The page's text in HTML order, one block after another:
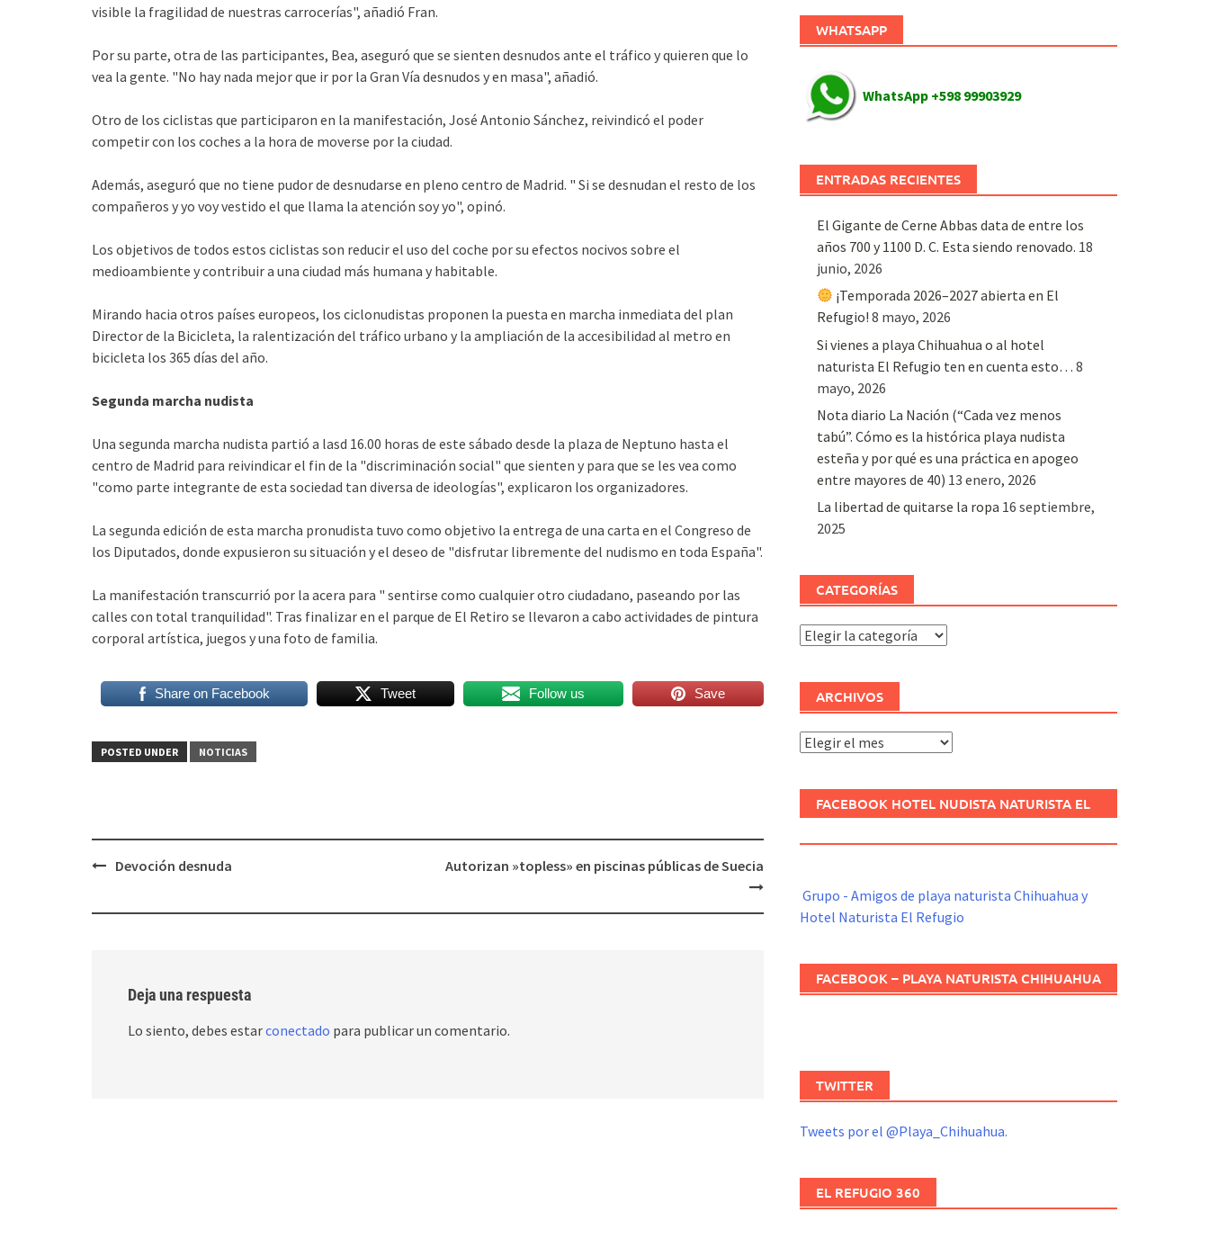
visible la fragilidad de nuestras carrocerías", añadió Fran.
Por su parte, otra de las participantes, Bea, aseguró que se sienten desnudos ante el tráfico y quieren que lo
vea la gente. "No hay nada mejor que ir por la Gran Vía desnudos y en masa", añadió.
Otro de los ciclistas que participaron en la manifestación, José Antonio Sánchez, reivindicó el poder
competir con los coches a la hora de moverse por la ciudad.
Además, aseguró que no tiene pudor de desnudarse en pleno centro de Madrid. " Si se desnudan el resto de los
compañeros y yo voy vestido el que llama la atención soy yo", opinó.
Los objetivos de todos estos ciclistas son reducir el uso del coche por su efectos nocivos sobre el
medioambiente y contribuir a una ciudad más humana y habitable.
Mirando hacia otros países europeos, los ciclonudistas proponen la puesta en marcha inmediata del plan
Director de la Bicicleta, la ralentización del tráfico urbano y la ampliación de la accesibilidad al metro en
bicicleta los 365 días del año.
Segunda marcha nudista
Una segunda marcha nudista partió a lasd 16.00 horas de este sábado desde la plaza de Neptuno hasta el
centro de Madrid para reivindicar el fin de la "discriminación social" que sienten y para que se les vea como
"como parte integrante de esta sociedad tan diversa de ideologías", explicaron los organizadores.
La segunda edición de esta marcha pronudista tuvo como objetivo la entrega de una carta en el Congreso de
los Diputados, donde expusieron su situación y el deseo de "disfrutar libremente del nudismo en toda España".
La manifestación transcurrió por la acera para " sentirse como cualquier otro ciudadano, paseando por las
calles con total tranquilidad". Tras finalizar en el parque de El Retiro se llevaron a cabo actividades de pintura
corporal artística, juegos y una foto de familia.
Share on Facebook Tweet Follow us Save
POSTED UNDER NOTICIAS
PostDevoción desnuda Autorizan »topless» en piscinas públicas de Suecia
Deja una respuesta
Lo siento, debes estarconectado para publicar un comentario.
WHATSAPP
WhatsApp +598 99903929
ENTRADAS RECIENTES
El Gigante de Cerne Abbas data de entre los
años 700 y 1100 D. C. Esta siendo renovado. 18
junio, 2026
¡Temporada 2026–2027 abierta en El
Refugio! 8 mayo, 2026
Si vienes a playa Chihuahua o al hotel
naturista El Refugio ten en cuenta esto… 8
mayo, 2026
Nota diario La Nación (“Cada vez menos
tabú”. Cómo es la histórica playa nudista
esteña y por qué es una práctica en apogeo
entre mayores de 40) 13 enero, 2026
La libertad de quitarse la ropa 16 septiembre,
2025
CATEGORÍAS
Categorías
ARCHIVOS
Archivos
FACEBOOK HOTEL NUDISTA NATURISTA EL
Grupo - Amigos de playa naturista Chihuahua y
Hotel Naturista El Refugio
FACEBOOK – PLAYA NATURISTA CHIHUAHUA
TWITTER
Tweets por el @Playa_Chihuahua.
EL REFUGIO 360